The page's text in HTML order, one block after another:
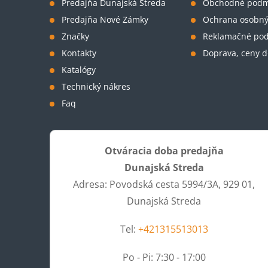
Predajňa Dunajská Streda
Predajňa Nové Zámky
Značky
Kontakty
Katalógy
Technický nákres
Faq
Obchodné
Ochrana
Reklamačné
Doprava, ceny
Otváracia doba predajňa
Dunajská Streda
Adresa: Povodská cesta 5994/3A, 929 01,
Dunajská Streda
Tel: +421315513013
Po - Pi: 7:30 - 17:00